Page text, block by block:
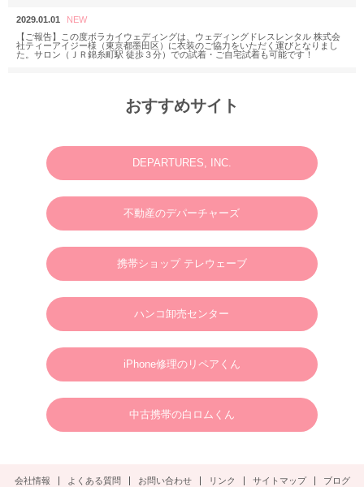
2029.01.01
【ご報告】この度ボラカイウェディングは、ウェディングドレスレンタル 株式会
社ティーアイジー様（東京都墨田区）に衣装のご協力をいただく運びとなりまし
た。サロン（ＪＲ錦糸町駅 徒歩３分）での試着・ご自宅試着も可能です！
M様 2025年12月or2026年2月
ウェディングフォトお問い合わせありがとうございます。
N様 2025年7月 ウェディングフォト・動画・ドローンご予約ありがとうございま
M様 2025年4月 ウェディングフォトお問い合わせありがとうございます。
英語やタガログ語を話せる方向けプラン【 カメラマン＆ヘアメイクのみの手配と
なりますので、衣装などは全てお客様でご用意ください。128,000円(税別)】
新年のご挨拶
謹んで新年のご挨拶を申し上げます。
旧年中は格別のご支援、ご愛顧を賜り、心より御礼申し上げます。
新しい年が、皆さまにとりまして、幸多き年となりますよう心よりお祈り申し上げ
2025年1月1日
ボラカイウェディングフォト一同
2025.01.22
N様 2025年3月 ウェディングフォトご予約ありがとうございます。
おすすめサイト
DEPARTURES, INC.
不動産のデパーチャーズ
携帯ショップ テレウェーブ
ハンコ卸売センター
iPhone修理のリペアくん
中古携帯の白ロムくん
会社情報 よくある質問 お問い合わせ リンク サイトマップ ブログ